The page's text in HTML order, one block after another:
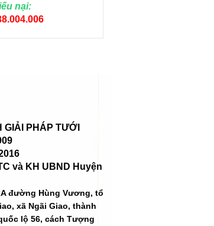
GIẢI PHÁP TƯỚI
và KH UBND Huyện
đường Hùng Vương, tổ
xã Ngãi Giao, thành
lộ 56, cách Tượng
nại: